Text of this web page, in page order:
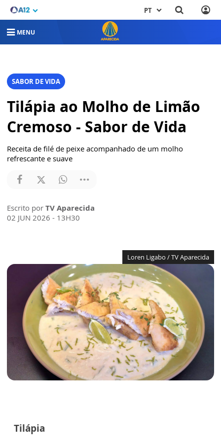
PT
MENU
SABOR DE VIDA
Tilápia ao Molho de Limão
Cremoso - Sabor de Vida
Receita de filé de peixe acompanhado de um molho
refrescante e suave
Escrito por TV Aparecida
02 JUN 2026 - 13H30
Loren Ligabo / TV Aparecida
Tilápia